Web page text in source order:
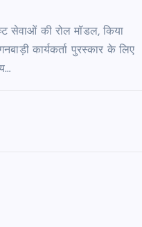
सेवाओं की रोल मॉडल, किया
कार्यकर्ता पुरस्कार के लिए